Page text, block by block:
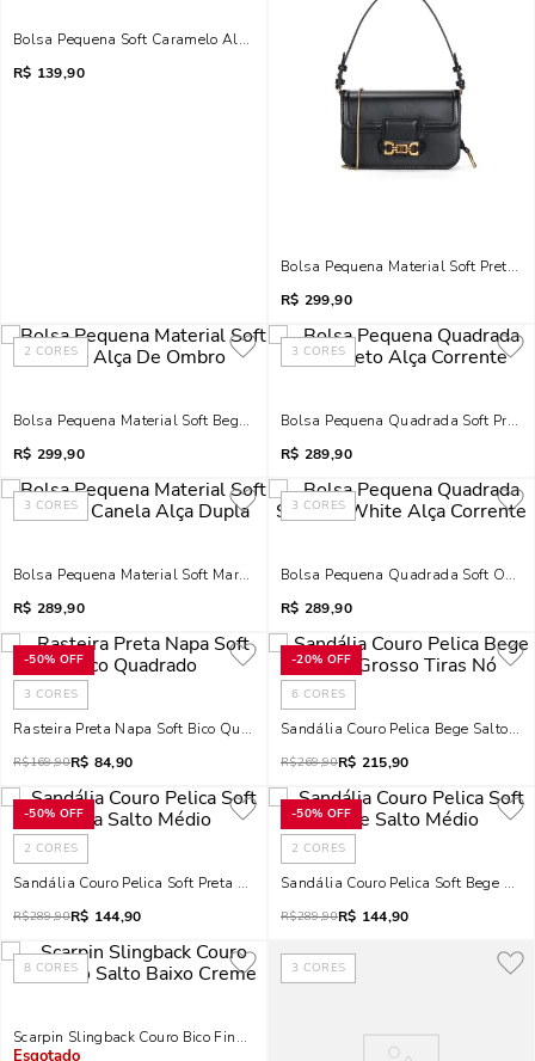
Bolsa Pequena Soft Caramelo Alça Transversal
R$ 139,90
Bolsa Pequena Material Soft Preta
R$ 299,90
2 CORES
Bolsa Pequena Material Soft Bege Alça De Ombro
R$ 299,90
3 CORES
Bolsa Pequena Quadrada Soft Preto
R$ 289,90
3 CORES
Bolsa Pequena Material Soft Marrom Canela Alça Dupla
R$ 289,90
3 CORES
Bolsa Pequena Quadrada Soft Off
R$ 289,90
-50% OFF
3 CORES
Rasteira Preta Napa Soft Bico Quadrado
R$169,90R$ 84,90
-20% OFF
6 CORES
Sandália Couro Pelica Bege Salto
R$269,90R$ 215,90
-50% OFF
2 CORES
Sandália Couro Pelica Soft Preta Salto Médio
R$289,90R$ 144,90
-50% OFF
2 CORES
Sandália Couro Pelica Soft Bege
R$289,90R$ 144,90
8 CORES
Scarpin Slingback Couro Bico Fino Salto Baixo Creme
3 CORES